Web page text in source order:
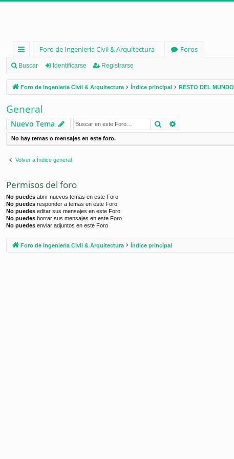
nl
ac
es
rá
pi
d
os
Foro de Ingenieria Civil & Arquitectura
Foros
Buscar Identificarse Registrarse
Foro de Ingenieria Civil & Arquitectura Índice principal RESTO DEL MUNDO
General
Nuevo Tema Buscar
No hay temas o mensajes en este foro.
Volver a Índice general
Permisos del foro
No puedes abrir nuevos temas en este Foro
No puedes responder a temas en este Foro
No puedes editar sus mensajes en este Foro
No puedes borrar sus mensajes en este Foro
No puedes enviar adjuntos en este Foro
Foro de Ingenieria Civil & Arquitectura Índice principal